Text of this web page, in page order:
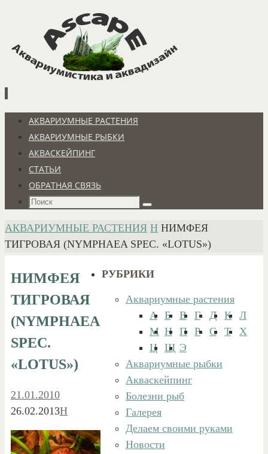
содержимому
Перейти
содержимому
АКВАРИУМНЫЕ РАСТЕНИЯ
АКВАРИУМНЫЕ РЫБКИ
АКВАСКЕЙПИНГ
СТАТЬИ
ОБРАТНАЯ СВЯЗЬ
Что
Поиск
ГЛАВНАЯ
АКВАРИУМНЫЕ РАСТЕНИЯ Н НИМФЕЯ
ТИГРОВАЯ (NYMPHAEA SPEC. «LOTUS»)
НИМФЕЯ
ТИГРОВАЯ
(NYMPHAEA
SPEC.
«LOTUS»)
21.01.2010
26.02.2013Н
РУБРИКИ
Аквариумные растения
А Б В Г Д К
Л
М Н П Р С Т
Х
Ц Щ Э
Аквариумные рыбки
Акваскейпинг
Болезни рыб
Галерея
Делаем своими руками
Новости